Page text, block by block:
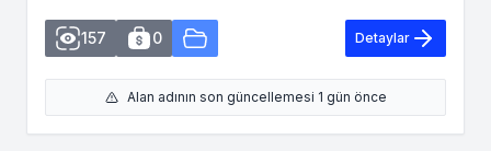
157 0 Detaylar
Alan adının son güncellemesi 1 gün önce